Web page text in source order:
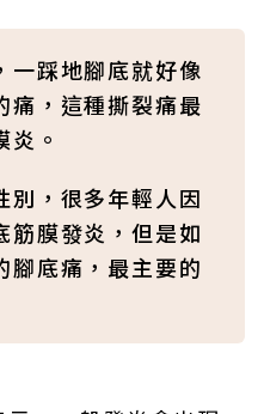
一踩地腳底就好像
痛，這種撕裂痛最
。
別，很多年輕人因
筋膜發炎，但是如
腳底痛，最主要的